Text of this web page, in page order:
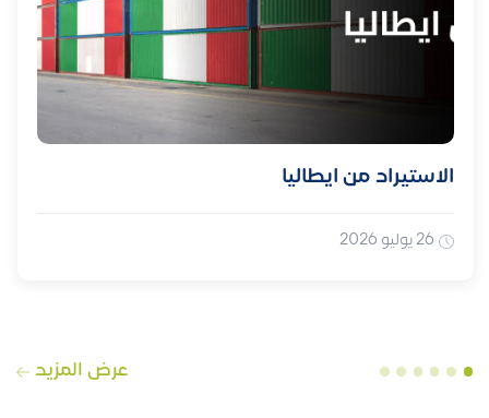
الاستيراد من ايطاليا
26 يوليو 2026
عرض المزيد